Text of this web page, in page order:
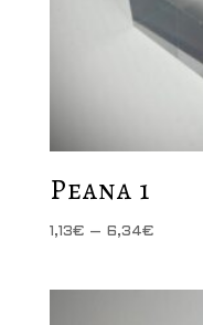
Peana 1
1,13€ – 6,34€Price